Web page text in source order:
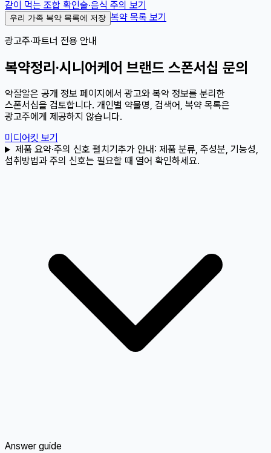
같이 먹는 조합 확인술·음식 주의 보기
우리 가족 복약 목록에 저장 복약 목록 보기
광고주·파트너 전용 안내
복약정리·시니어케어 브랜드 스폰서십 문의
약잘알은 공개 정보 페이지에서 광고와 복약 정보를 분리한
스폰서십을 검토합니다. 개인별 약물명, 검색어, 복약 목록은
광고주에게 제공하지 않습니다.
미디어킷 보기
제품 요약·주의 신호 펼치기 추가 안내: 제품 분류, 주성분, 기능성,
섭취방법과 주의 신호는 필요할 때 열어 확인하세요.
Answer guide